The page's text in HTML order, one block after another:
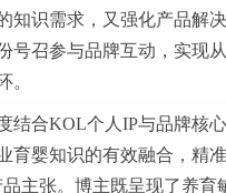
知识需求，又强化产品解
号召参与品牌互动，实现
。
结合KOL个人IP与品牌核
育婴知识的有效融合，精
主张。博主既呈现了养育